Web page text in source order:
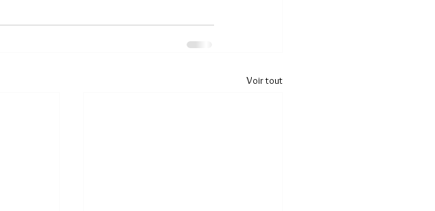
Voir tout